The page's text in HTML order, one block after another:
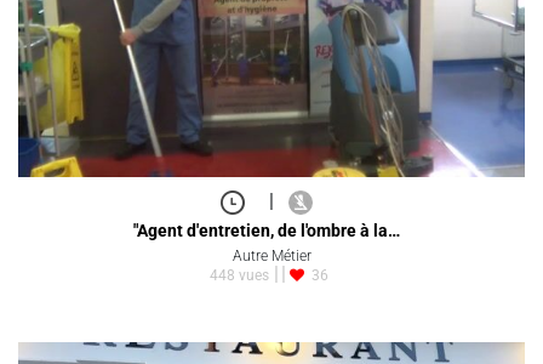
|
"Agent d'entretien, de l'ombre à la…
Autre Métier
448 vues
36